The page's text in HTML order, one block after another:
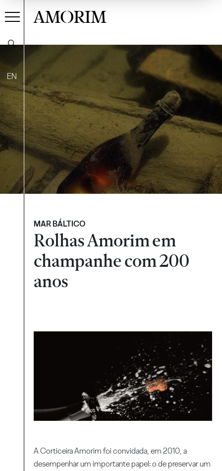
EN
AMORIM
MAR BÁLTICO
Rolhas Amorim em
champanhe com 200
anos
A Corticeira Amorim foi convidada, em 2010, a
desempenhar um importante papel: o de preservar um